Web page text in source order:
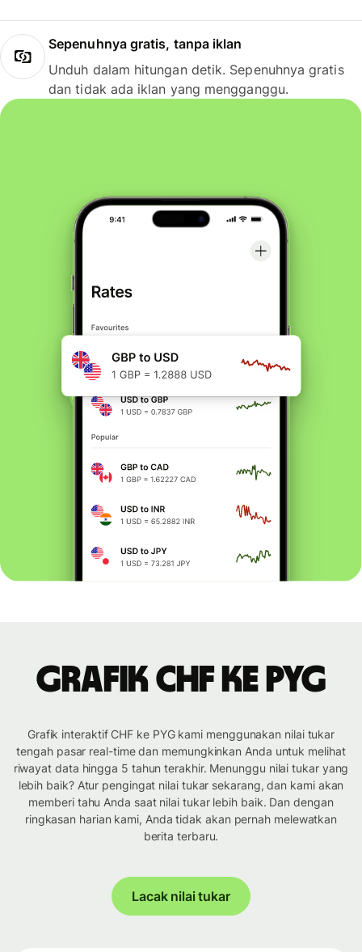
Sepenuhnya gratis, tanpa iklan
Unduh dalam hitungan detik. Sepenuhnya gratis
dan tidak ada iklan yang mengganggu.
Grafik CHF ke PYG
Grafik interaktif CHF ke PYG kami menggunakan nilai tukar
tengah pasar real-time dan memungkinkan Anda untuk melihat
riwayat data hingga 5 tahun terakhir. Menunggu nilai tukar yang
lebih baik? Atur pengingat nilai tukar sekarang, dan kami akan
memberi tahu Anda saat nilai tukar lebih baik. Dan dengan
ringkasan harian kami, Anda tidak akan pernah melewatkan
berita terbaru.
Lacak nilai tukar